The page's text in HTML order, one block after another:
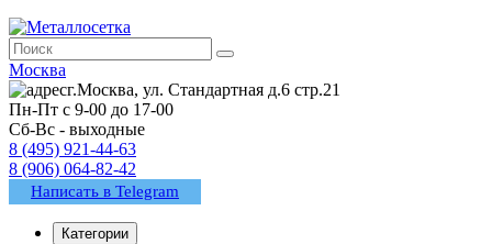
Москва
г.Москва, ул. Стандартная д.6 стр.21
Пн-Пт с 9-00 до 17-00
Сб-Вс - выходные
8 (495) 921-44-63
8 (906) 064-82-42
Написать в Telegram
Категории